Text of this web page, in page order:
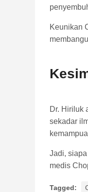
Keunikan
Dr. Hiriluk
sekadar
Jadi,
medis
Tagged: